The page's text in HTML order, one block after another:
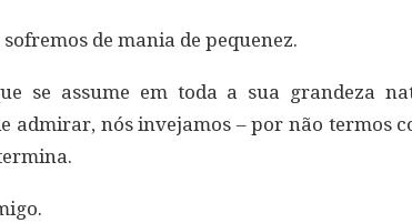
de mania de pequenez.
se assume em toda a sua grandeza
admirar, nós invejamos – por não termos